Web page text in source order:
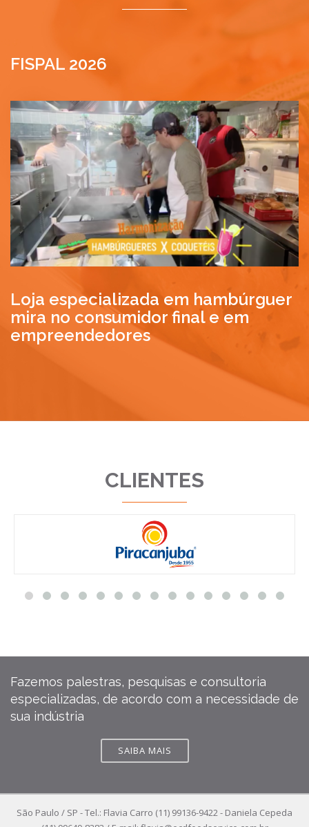
FISPAL 2026
Loja especializada em hambúrguer
mira no consumidor final e em
empreendedores
CLIENTES
Fazemos palestras, pesquisas e consultoria
especializadas, de acordo com a necessidade de
sua indústria
SAIBA MAIS
São Paulo / SP - Tel.: Flavia Carro (11) 99136-9422 - Daniela Cepeda